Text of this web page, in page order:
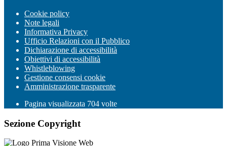
Cookie policy
Note legali
Informativa Privacy
Ufficio Relazioni con il Pubblico
Dichiarazione di accessibilità
Obiettivi di accessibilità
Whistleblowing
Gestione consensi cookie
Amministrazione trasparente
Pagina visualizzata 704 volte
Sezione Copyright